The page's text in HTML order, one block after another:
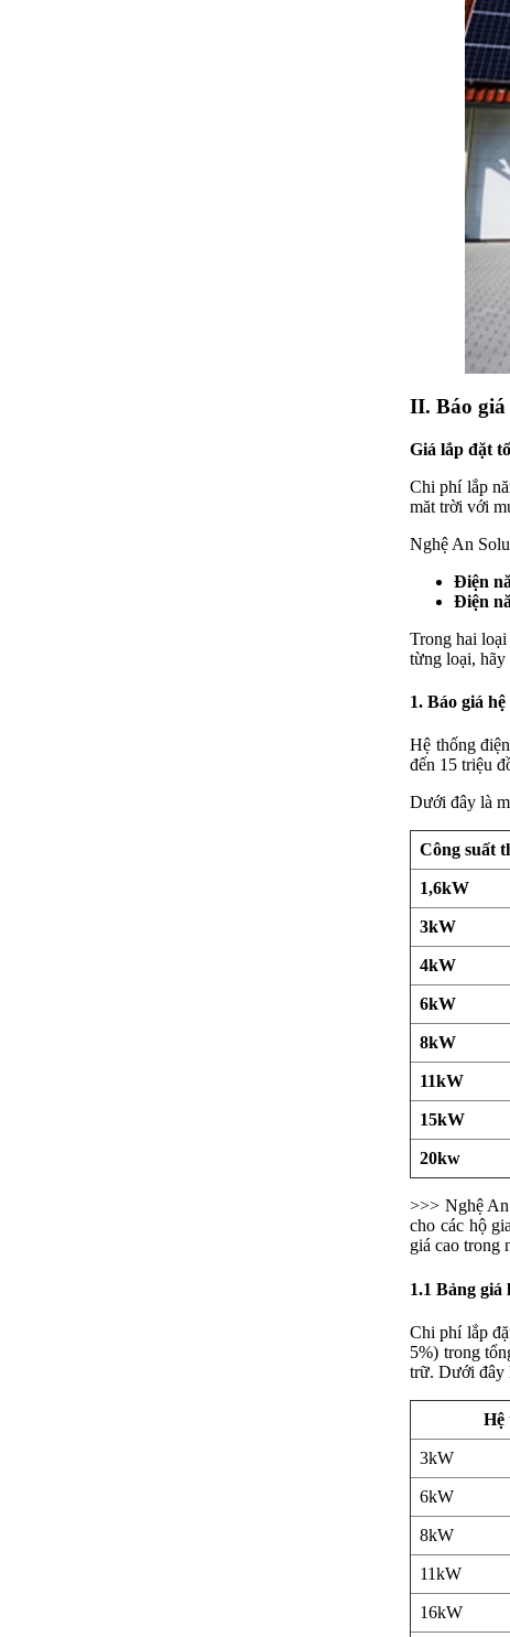
II. Báo
Giá lắp đặt
Chi phí lắp
măt trời với
Nghệ An
Điện
Điện
Trong hai
từng loại, hãy
1. Báo giá
Hệ thống
đến 15 triệu
Dưới đây là
Công suất
1,6kW
3kW
4kW
6kW
8kW
11kW
15kW
20kw
>>> Nghệ
cho các hộ
giá cao trong
1.1 Bảng
Chi phí lắp
5%) trong
trữ. Dưới đây
Hệ
3kW
6kW
8kW
11kW
16kW